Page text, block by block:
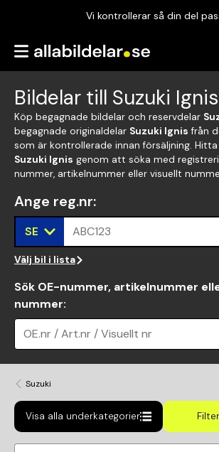
Vi kontrollerar så din del
Garanterad passform
Vi kontrollerar så din del
Bildelar till Suzuki Ignis
Köp begagnade bildelar och reservdelar
begagnade originaldelar Suzuki Ignis från
som är kontrollerade innan försäljning.
Suzuki Ignis genom att söka med
nummer, artikelnummer eller visuellt
Ange reg.nr:
SE ABC123
Välj bil i lista
Sök OE-nummer, artikelnummer
nummer:
OE.nr / Art.nr / Visuellt nr
Suzuki
Visa alla underkategorier Filter